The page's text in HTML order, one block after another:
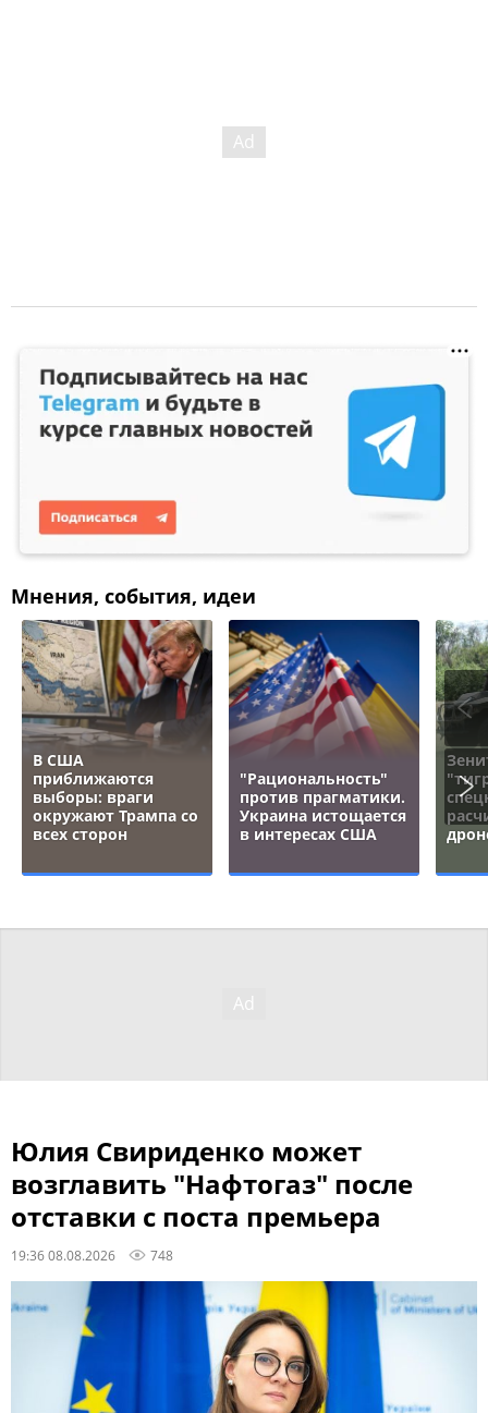
Мнения, события, идеи
В США
приближаются
выборы: враги
окружают Трампа со
всех сторон
"Рациональность"
против прагматики.
Украина истощается
в интересах США
Юлия Свириденко может
возглавить "Нафтогаз" после
отставки с поста премьера
19:36 08.08.2026 748